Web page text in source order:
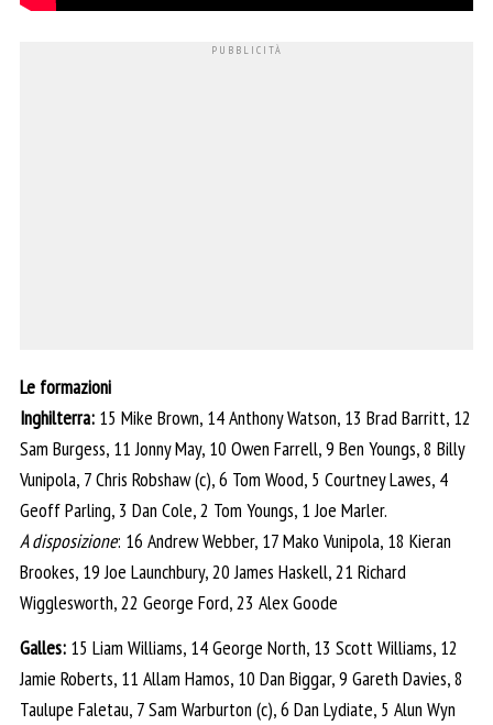
Le formazioni
Inghilterra: 15 Mike Brown, 14 Anthony Watson, 13 Brad Barritt, 12
Sam Burgess, 11 Jonny May, 10 Owen Farrell, 9 Ben Youngs, 8 Billy
Vunipola, 7 Chris Robshaw (c), 6 Tom Wood, 5 Courtney Lawes, 4
Geoff Parling, 3 Dan Cole, 2 Tom Youngs, 1 Joe Marler.
A disposizione: 16 Andrew Webber, 17 Mako Vunipola, 18 Kieran
Brookes, 19 Joe Launchbury, 20 James Haskell, 21 Richard
Wigglesworth, 22 George Ford, 23 Alex Goode
Galles: 15 Liam Williams, 14 George North, 13 Scott Williams, 12
Jamie Roberts, 11 Allam Hamos, 10 Dan Biggar, 9 Gareth Davies, 8
Taulupe Faletau, 7 Sam Warburton (c), 6 Dan Lydiate, 5 Alun Wyn